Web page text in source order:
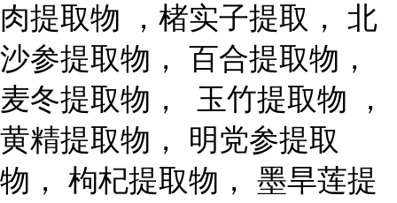
肉提取物 ，楮实子提取， 北
沙参提取物， 百合提取物，
麦冬提取物， 玉竹提取物 ，
黄精提取物， 明党参提取
物， 枸杞提取物， 墨旱莲提